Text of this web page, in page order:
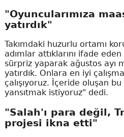
"Oyuncularımıza
yatırdık"
Takımdaki huzurlu ortamı
adımlar attıklarını ifade
sürpriz yaparak ağustos ayı
yatırdık. Onlara en iyi
çalışıyoruz. İçeride oluşan
yansıtmak istiyoruz" dedi.
"Salah'ı para değil,
projesi ikna etti"